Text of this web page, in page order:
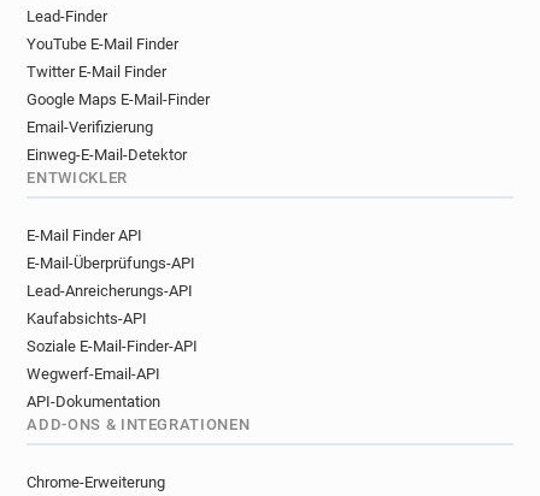
p*******@aub.ac.uk
r******@aub.ac.uk
w***********@aub.ac.uk
p*********@aub.ac.uk
Lead-Finder
YouTube E-Mail Finder
Twitter E-Mail Finder
Google Maps E-Mail-Finder
Email-Verifizierung
Einweg-E-Mail-Detektor
ENTWICKLER
E-Mail Finder API
E-Mail-Überprüfungs-API
Lead-Anreicherungs-API
Kaufabsichts-API
Soziale E-Mail-Finder-API
Wegwerf-Email-API
API-Dokumentation
ADD-ONS & INTEGRATIONEN
Chrome-Erweiterung